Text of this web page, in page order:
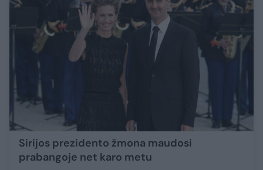
Sirijos prezidento žmona maudosi
prabangoje net karo metu